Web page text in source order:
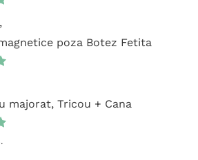
poza Botez Fetita
majorat, Tricou + Cana